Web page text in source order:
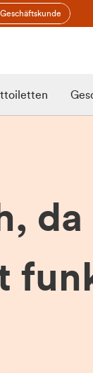
Geschäftskunde